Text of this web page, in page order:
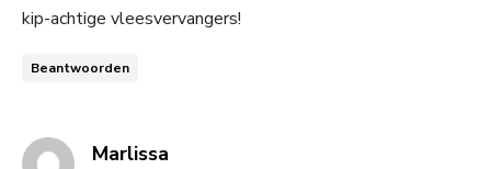
kip-achtige vleesvervangers!
Beantwoorden
Marlissa